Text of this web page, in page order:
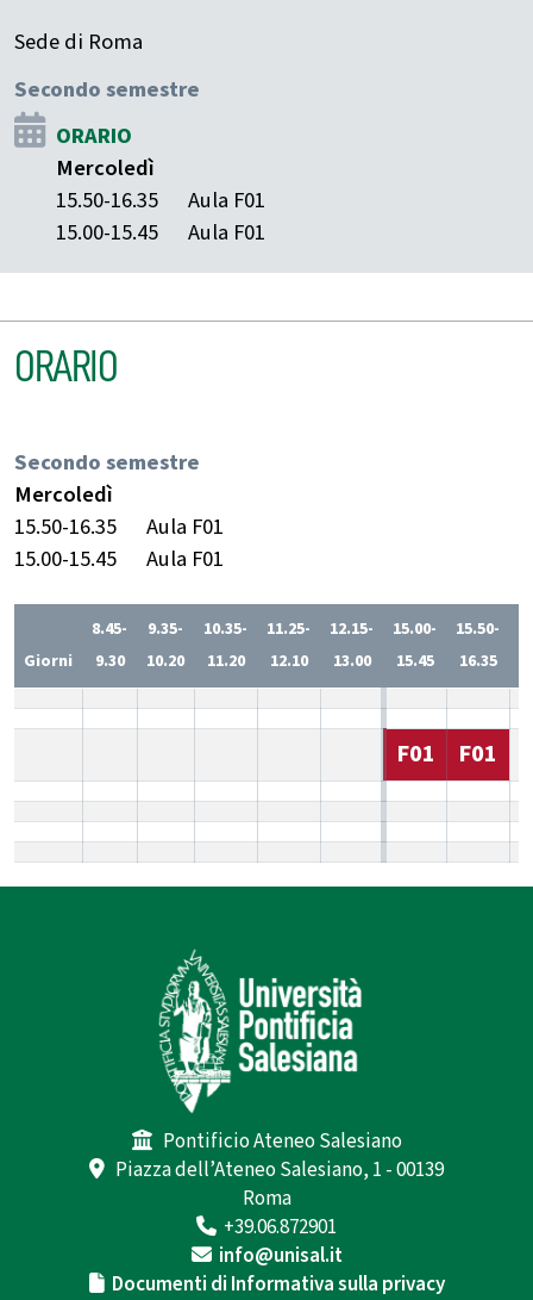
Sede di Roma
Secondo semestre
ORARIO
Mercoledì
15.50-16.35
Aula F01
15.00-15.45
Aula F01
ORARIO
Secondo semestre
Mercoledì
15.50-16.35
Aula F01
15.00-15.45
Aula F01
Giorni
8.45-
9.30
9.35-
10.20
10.35-
11.20
11.25-
12.10
12.15-
13.00
15.00-
15.45
15.50-
16.35
F01 F01
Pontificio Ateneo Salesiano
Piazza dell’Ateneo Salesiano, 1 - 00139
Roma
+39.06.872901
info@unisal.it
Documenti di Informativa sulla privacy